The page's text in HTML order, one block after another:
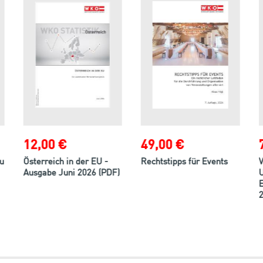
12,00 €
Österreich in der EU -
Ausgabe Juni 2026 (PDF)
49,00 €
Rechtstipps für Events